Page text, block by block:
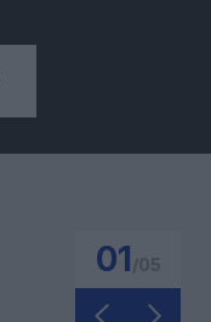
01